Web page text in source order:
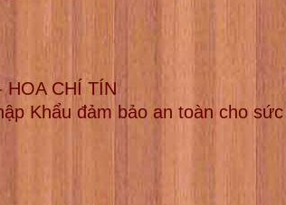
HOA CHÍ TÍN
Khẩu đảm bảo an toàn cho